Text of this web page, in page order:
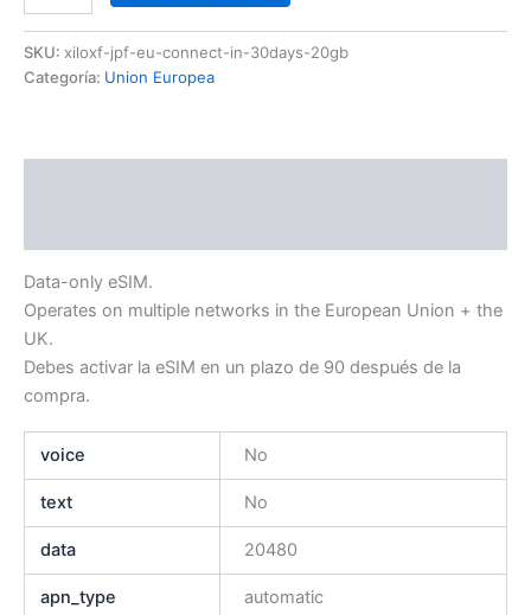
SKU: xiloxf-jpf-eu-connect-in-30days-20gb
Categoría: Union Europea
Data-only eSIM.
Operates on multiple networks in the European Union + the
UK.
Debes activar la eSIM en un plazo de 90 después de la
compra.
voice No
text No
data 20480
apn_type automatic